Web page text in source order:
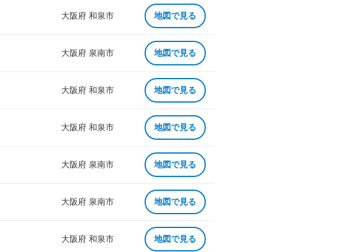
大阪府 和泉市 地図で見る
大阪府 泉南市 地図で見る
大阪府 和泉市 地図で見る
大阪府 和泉市 地図で見る
大阪府 泉南市 地図で見る
大阪府 泉南市 地図で見る
大阪府 和泉市 地図で見る